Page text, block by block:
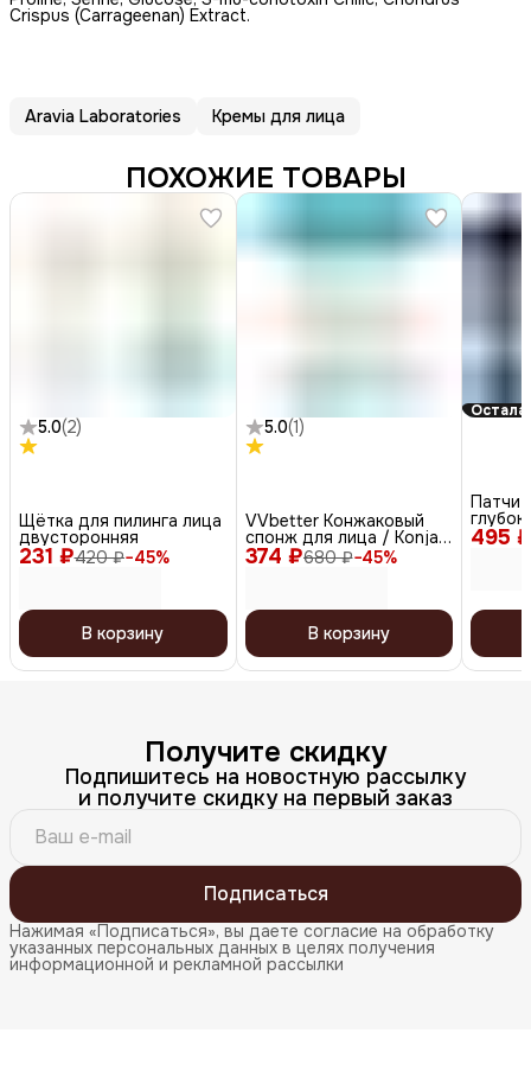
Crispus (Carrageenan) Extract.
Aravia Laboratories Кремы для лица
ПОХОЖИЕ ТОВАРЫ
5.0(2)
231 ₽420 ₽−45%
Щётка для пилинга лица
двусторонняя
В корзину
5.0(1)
374 ₽680 ₽−45%
VVbetter Конжаковый
спонж для лица / Konjac
Sponge
В корзину
495 ₽
Патчи
и
Получите скидку
Подпишитесь на новостную рассылку
и получите скидку на первый заказ
Подписаться
Нажимая «Подписаться», вы даете согласие на обработку
указанных персональных данных в целях получения
информационной и рекламной рассылки